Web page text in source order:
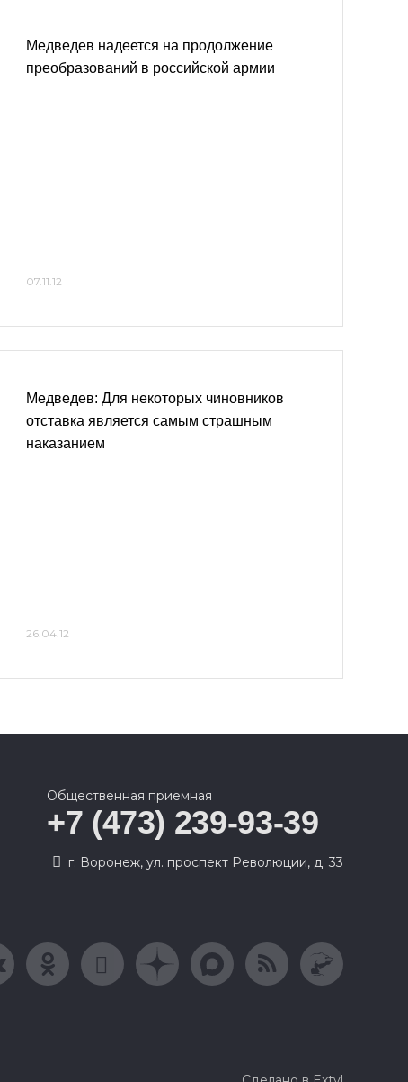
Медведев надеется на продолжение
преобразований в российской армии
07.11.12
Медведев: Для некоторых чиновников
отставка является самым страшным
наказанием
26.04.12
Общественная приемная
+7 (473) 239-93-39
г. Воронеж, ул. проспект Революции, д. 33